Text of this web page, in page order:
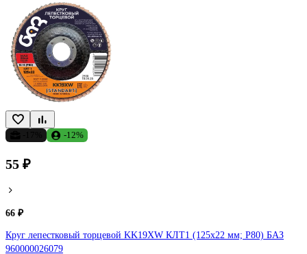
-12%
55 ₽
66 ₽
Круг лепестковый торцевой KK19XW КЛТ1 (125х22 мм; P80) БАЗ
960000026079